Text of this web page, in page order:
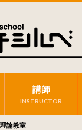
講師
INSTRUCTOR
論教室